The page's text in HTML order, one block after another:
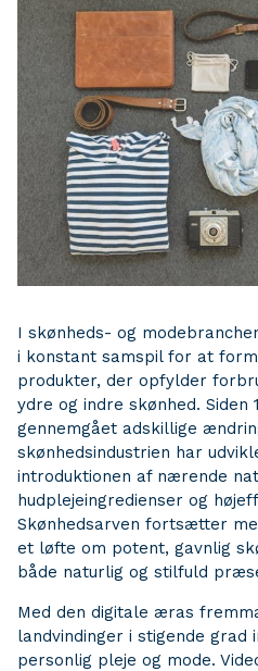
I skønheds- og
i konstant samspil for at
produkter, der opfylder
ydre og indre skønhed. Siden
gennemgået adskillige
skønhedsindustrien har
introduktionen af nærende
hudplejeingredienser og
Skønhedsarven fortsætter
et løfte om potent, gavnlig
både naturlig og stilfuld
Med den digitale æras
landvindinger i stigende grad
personlig pleje og mode.